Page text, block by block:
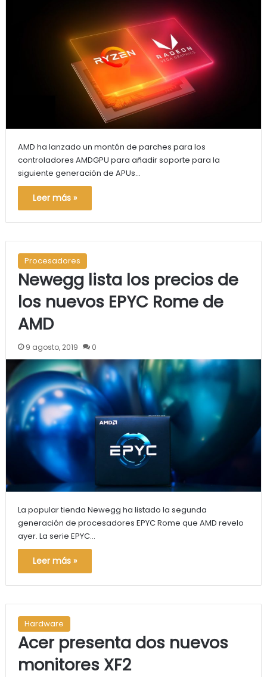
AMD ha lanzado un montón de parches para los
controladores AMDGPU para añadir soporte para la
siguiente generación de APUs…
Leer más »
Procesadores
Newegg lista los precios de
los nuevos EPYC Rome de
AMD
9 agosto, 2019 0
La popular tienda Newegg ha listado la segunda
generación de procesadores EPYC Rome que AMD revelo
ayer. La serie EPYC…
Leer más »
Hardware
Acer presenta dos nuevos
monitores XF2